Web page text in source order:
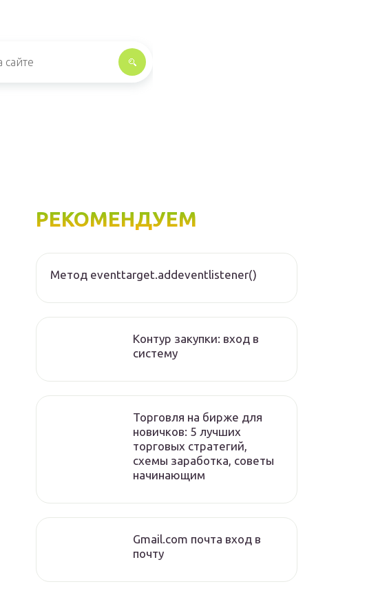
РЕКОМЕНДУЕМ
Метод eventtarget.addeventlistener()
Контур закупки: вход в
систему
Торговля на бирже для
новичков: 5 лучших
торговых стратегий,
схемы заработка, советы
начинающим
Gmail.com почта вход в
почту